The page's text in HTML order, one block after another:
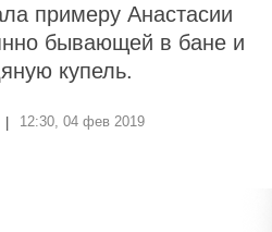
примеру Анастасии
бывающей в бане и
купель.
| 12:30, 04 фев 2019